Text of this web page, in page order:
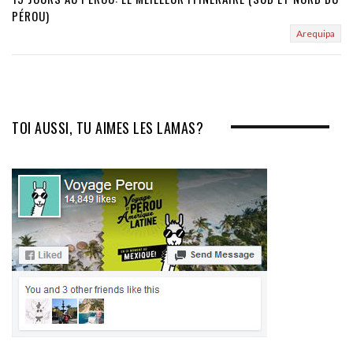
PÉROU)
Arequipa
TOI AUSSI, TU AIMES LES LAMAS?